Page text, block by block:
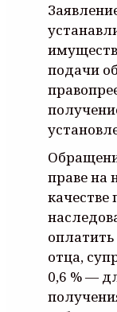
подачи
праве на
отца,
0,6 % —